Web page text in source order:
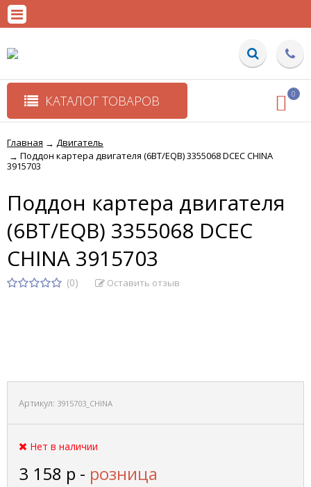
КАТАЛОГ ТОВАРОВ 0
Главная → Двигатель
→ Поддон картера двигателя (6BT/EQB) 3355068 DCEC CHINA
3915703
Поддон картера двигателя
(6BT/EQB) 3355068 DCEC
CHINA 3915703
(0) Оставить отзыв
Артикул: 3915703_CHINA
Нет в наличии
3 158 р - розница